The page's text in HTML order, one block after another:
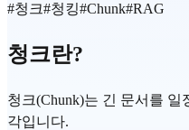
#청크#청킹#Chunk#RAG
청크란?
청크(Chunk)는 긴 문서를
각입니다.